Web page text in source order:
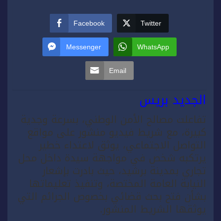
Facebook Twitter
Messenger WhatsApp
Email
الجديد بريس
تفاعلت مصالح الأمن الوطني، بسرعة وجدية
كبيرة، مع شريط فيديو منشور على مواقع
التواصل الاجتماعي، يوثق لاعتداء خطير
يرتكبه شخص في مواجهة سيدة داخل محل
تجاري بمدينة برشيد، حيث بادرت بإشعار
النيابة العامة المختصة، وتنفيذ تعليماتها
بشأن فتح بحث قضائي بخصوص الجرائم التي
يوثقها الشريط المنشور.